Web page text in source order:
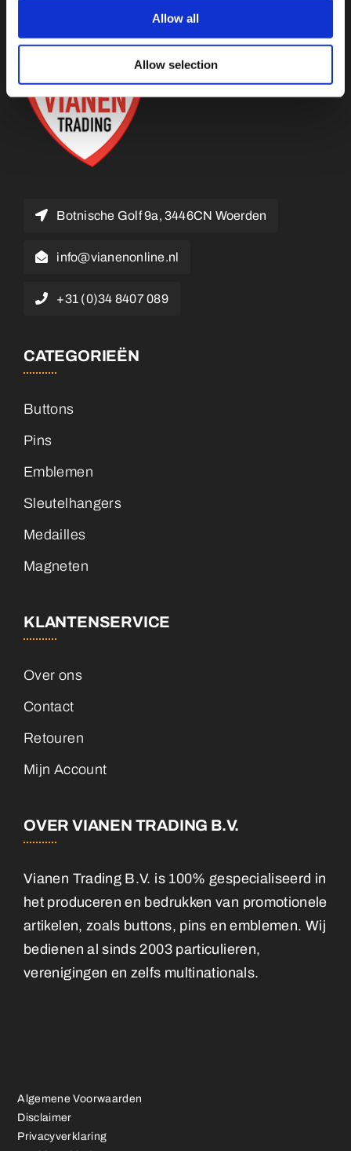
Allow all
Allow selection
Botnische Golf 9a, 3446CN Woerden
info@vianenonline.nl
+31 (0)34 8407 089
CATEGORIEËN
Buttons
Pins
Emblemen
Sleutelhangers
Medailles
Magneten
KLANTENSERVICE
Over ons
Contact
Retouren
Mijn Account
OVER VIANEN TRADING B.V.
Vianen Trading B.V. is 100% gespecialiseerd in
het produceren en bedrukken van promotionele
artikelen, zoals buttons, pins en emblemen. Wij
bedienen al sinds 2003 particulieren,
verenigingen en zelfs multinationals.
Algemene Voorwaarden
Disclaimer
Privacyverklaring